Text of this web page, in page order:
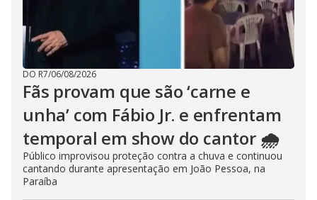
DO R7/06/08/2026
Fãs provam que são ‘carne e
unha’ com Fábio Jr. e enfrentam
temporal em show do cantor 🌧️
Público improvisou proteção contra a chuva e continuou
cantando durante apresentação em João Pessoa, na
Paraíba